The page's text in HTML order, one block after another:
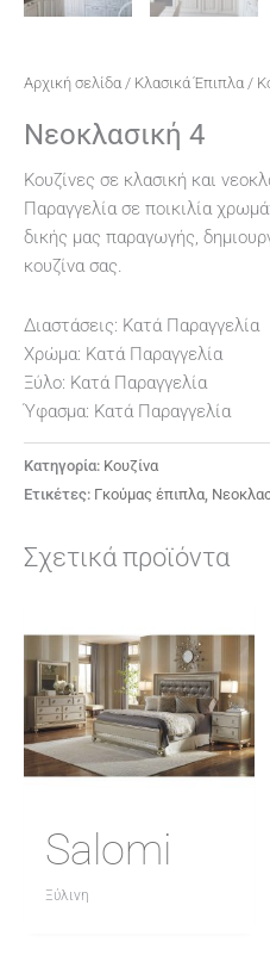
Αρχική σελίδα / Κλασικά Έπιπλα /
Νεοκλασική 4
Κουζίνες σε κλασική και
Παραγγελία σε ποικιλία
δικής μας παραγωγής,
κουζίνα σας.
Διαστάσεις: Κατά Παραγγελία
Χρώμα: Κατά Παραγγελία
Ξύλο: Κατά Παραγγελία
Ύφασμα: Κατά Παραγγελία
Κατηγορία: Κουζίνα
Ετικέτες: Γκούμας έπιπλα
Σχετικά προϊόντα
Salomi
Ξύλινη